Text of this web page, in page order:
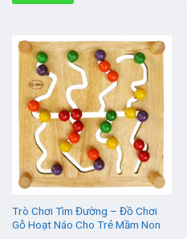
Trò Chơi Tìm Đường – Đồ Chơi
Gỗ Hoạt Náo Cho Trẻ Mầm Non